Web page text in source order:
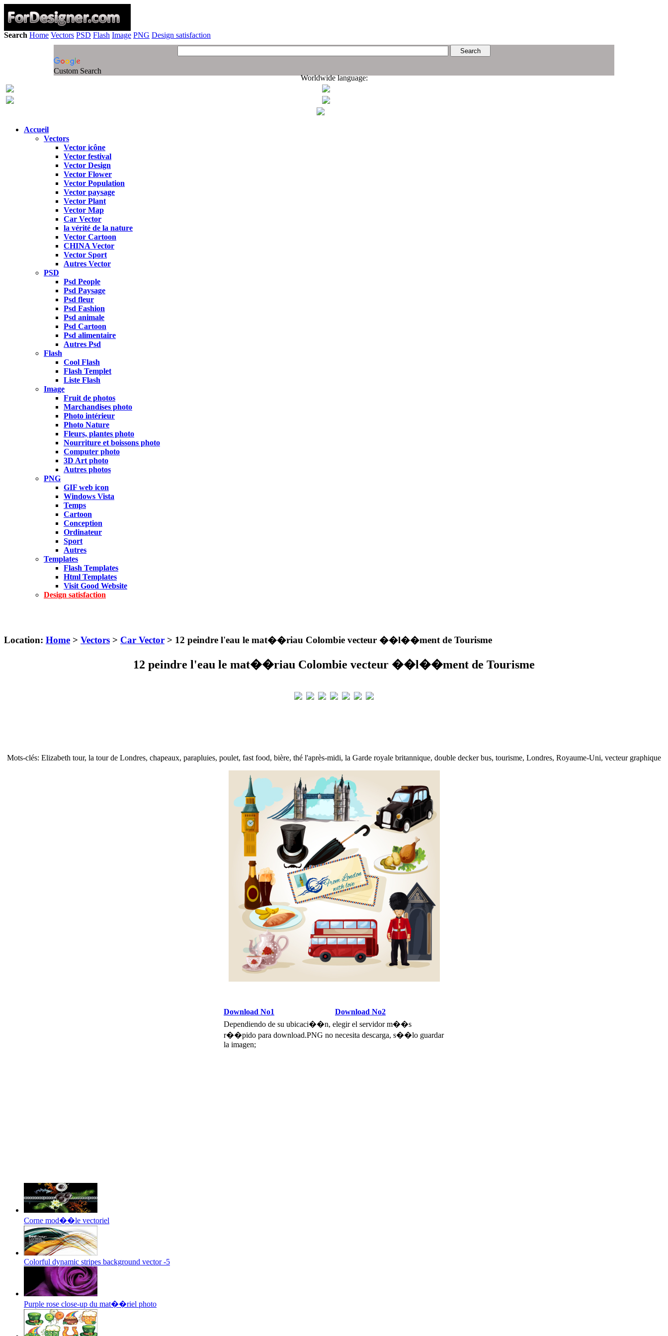
Search Home Vectors PSD Flash Image PNG Design satisfaction
Custom Search
Worldwide language:
Accueil
Vectors
Vector icône
Vector festival
Vector Design
Vector Flower
Vector Population
Vector paysage
Vector Plant
Vector Map
Car Vector
la vérité de la nature
Vector Cartoon
CHINA Vector
Vector Sport
Autres Vector
PSD
Psd People
Psd Paysage
Psd fleur
Psd Fashion
Psd animale
Psd Cartoon
Psd alimentaire
Autres Psd
Flash
Cool Flash
Flash Templet
Liste Flash
Image
Fruit de photos
Marchandises photo
Photo intérieur
Photo Nature
Fleurs, plantes photo
Nourriture et boissons photo
Computer photo
3D Art photo
Autres photos
PNG
GIF web icon
Windows Vista
Temps
Cartoon
Conception
Ordinateur
Sport
Autres
Templates
Flash Templates
Html Templates
Visit Good Website
Design satisfaction
Location: Home > Vectors > Car Vector > 12 peindre l'eau le mat��riau Colombie vecteur ��l��ment de Tourisme
12 peindre l'eau le mat��riau Colombie vecteur ��l��ment de Tourisme
Mots-clés: Elizabeth tour, la tour de Londres, chapeaux, parapluies, poulet, fast food, bière, thé l'après-midi, la Garde royale britannique, double decker bus, tourisme, Londres, Royaume-Uni, vecteur graphique
Download No1
Download No2
Dependiendo de su ubicaci��n, elegir el servidor m��s
r��pido para download.PNG no necesita descarga, s��lo guardar
la imagen;
Corne mod��le vectoriel
Colorful dynamic stripes background vector -5
Purple rose close-up du mat��riel photo